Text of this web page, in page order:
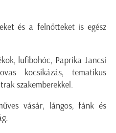
és a felnőtteket is egész
lufibohóc, Paprika Jancsi
kocsikázás, tematikus
szakemberekkel.
vásár, lángos, fánk és